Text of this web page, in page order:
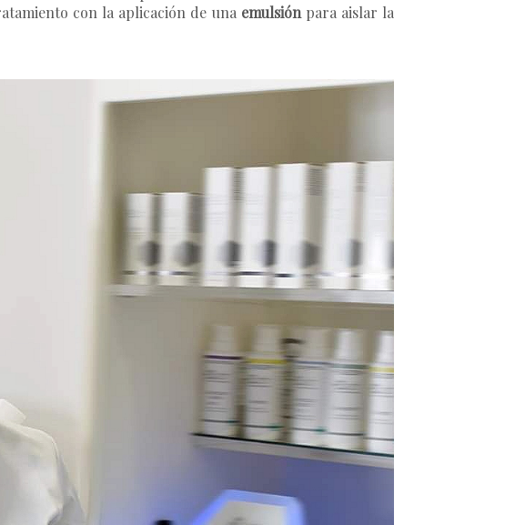
con la aplicación de una emulsión para aislar la